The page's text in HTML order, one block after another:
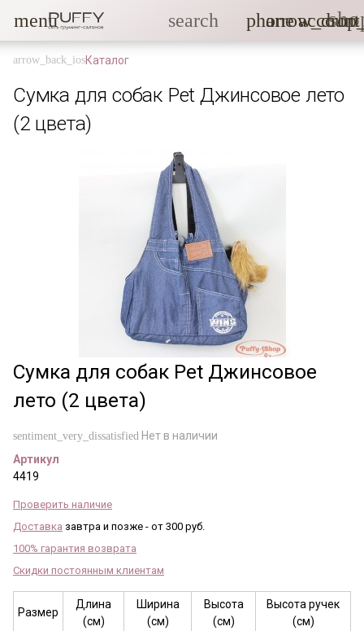
menu search phone
Каталог
Сумка для собак Pet Джинсовое лето
(2 цвета)
Сумка для собак Pet Джинсовое
лето (2 цвета)
sentiment_very_dissatisfied Нет в наличии
Артикул
4419
Проверить наличие
Доставка завтра и позже - от 300 руб.
100% гарантия возврата
Скидки постоянным клиентам
Размер
Длина
(см)
Ширина
(см)
Высота
(см)
Высота ручек
(см)